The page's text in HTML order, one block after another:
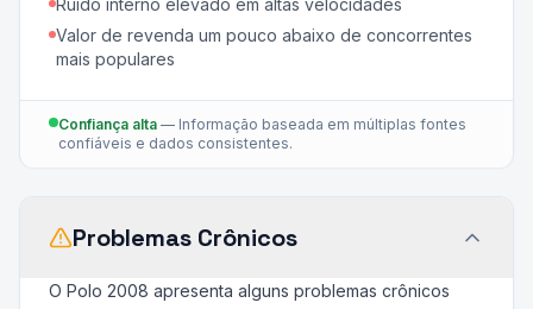
Ruído interno elevado em altas velocidades
Valor de revenda um pouco abaixo de concorrentes
mais populares
Confiança alta — Informação baseada em múltiplas fontes
confiáveis e dados consistentes.
Problemas Crônicos
O Polo 2008 apresenta alguns problemas crônicos